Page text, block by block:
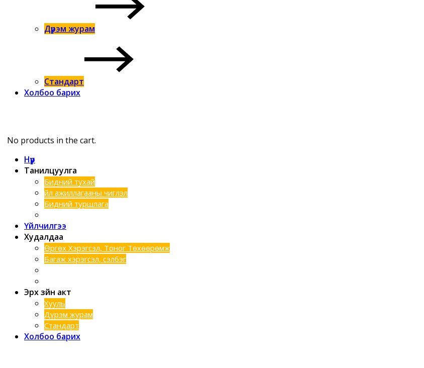
Дүрэм журам
Стандарт
Холбоо барих
No products in the cart.
Нүүр
Танилцуулга
Бидний тухай
Үйл ажиллагааны чиглэл
Бидний туршлага
Үйлчилгээ
Худалдаа
Өргөх Хэрэгсэл, Тоног Төхөөрөмж
Багаж хэрэгсэл, сэлбэг
Эрх зүйн акт
Хууль
Дүрэм журам
Стандарт
Холбоо барих